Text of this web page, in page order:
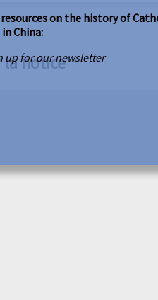
la notice
on the history of
China:
up for our newsletter